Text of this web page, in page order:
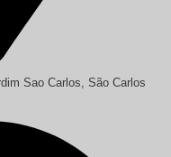
Sao Carlos, São Carlos